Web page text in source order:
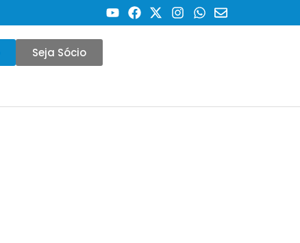
Seja Sócio